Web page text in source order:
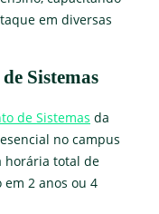
em diversas
Sistemas
de Sistemas da
no campus
horária total de
em 2 anos ou 4